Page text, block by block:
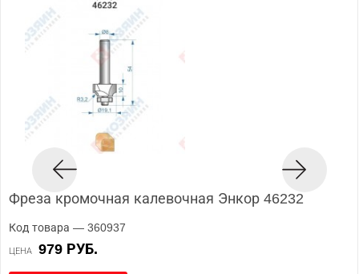
Фреза кромочная калевочная Энкор 46232
Код товара — 360937
ЦЕНА 979 РУБ.